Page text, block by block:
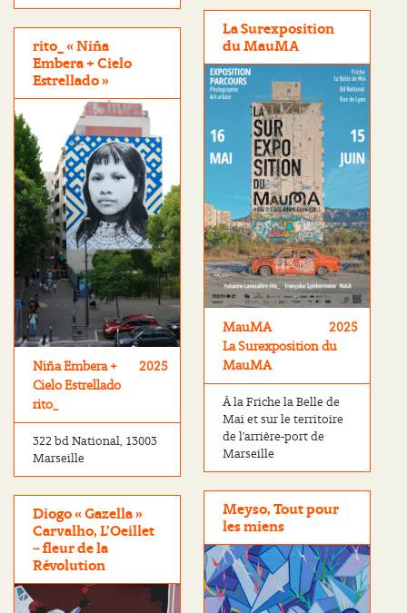
rito_ « Niña
Embera + Cielo
Estrellado »
Niña Embera +
Cielo Estrellado
rito_
2025
322 bd National, 13003
Marseille
La Surexposition
du MauMA
MauMA
La Surexposition du
MauMA
2025
À la Friche la Belle de
Mai et sur le territoire
de l’arrière-port de
Marseille
Diogo « Gazella »
Carvalho, L’Oeillet
– fleur de la
Révolution
Meyso, Tout pour
les miens